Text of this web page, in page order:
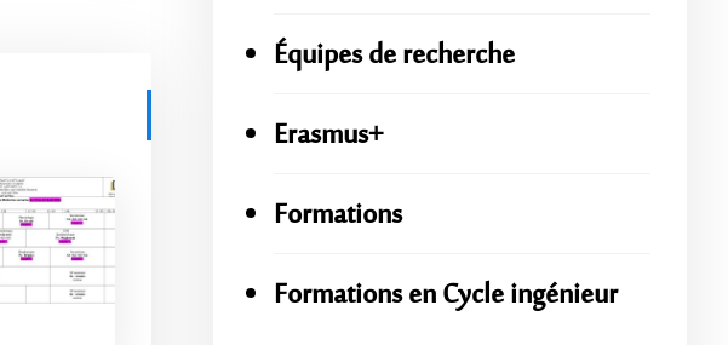
Équipes de recherche
Erasmus+
Formations
Formations en Cycle ingénieur